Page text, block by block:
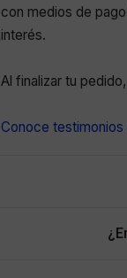
con medios de
interés.
Al finalizar tu
Conoce